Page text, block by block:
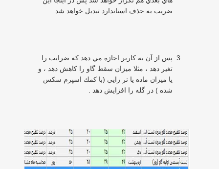
ضريب به حذف استاندارد تبديل خواهد شد
پس از آن به كاربر اجازه مي دهد كه ضرايب را
تغير دهد ، مثلا ميزان سقط گاو را كاهش دهد ، و
يا ميزان ماده يا نر زايي (با كمك اسپرم سكس
شده ) در گله را افزايش دهد .